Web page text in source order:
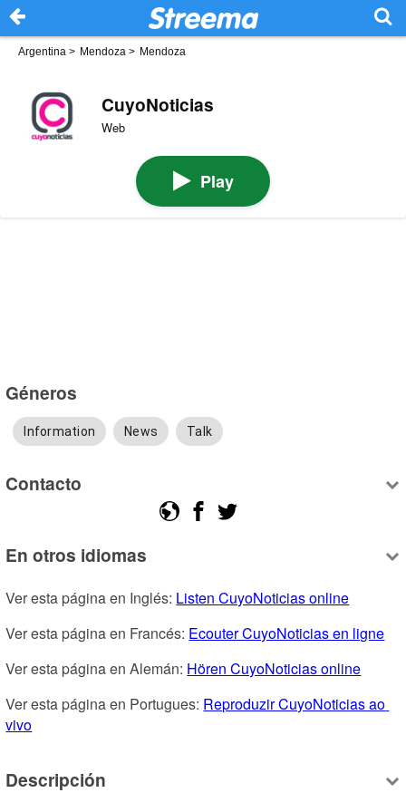
Argentina > Mendoza > Mendoza
CuyoNoticias
Web
Play
Géneros
Information News Talk
Contacto
En otros idiomas
Ver esta página en Inglés: Listen CuyoNoticias online
Ver esta página en Francés: Ecouter CuyoNoticias en ligne
Ver esta página en Alemán: Hören CuyoNoticias online
Ver esta página en Portugues: Reproduzir CuyoNoticias ao
vivo
Descripción